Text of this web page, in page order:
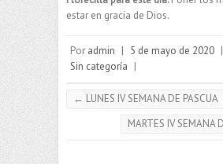
estar en gracia de Dios.
Por admin | 5 de mayo de 2020 |
Sin categoría |
← LUNES IV SEMANA DE PASCUA
MARTES IV SEMANA